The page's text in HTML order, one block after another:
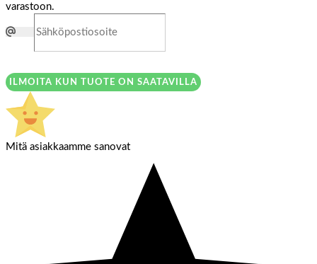
varastoon.
ILMOITA KUN TUOTE ON SAATAVILLA
Mitä asiakkaamme sanovat